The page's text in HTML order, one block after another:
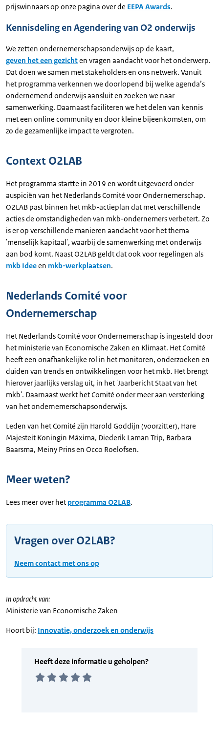
prijswinnaars op onze pagina over de EEPA Awards.
Kennisdeling en Agendering van O2 onderwijs
We zetten ondernemerschapsonderwijs op de kaart,
geven het een gezichten vragen aandacht voor het onderwerp.
Dat doen we samen met stakeholders en ons netwerk. Vanuit
het programma verkennen we doorlopend bij welke agenda’s
ondernemend onderwijs aansluit en zoeken we naar
samenwerking. Daarnaast faciliteren we het delen van kennis
met een online community en door kleine bijeenkomsten, om
zo de gezamenlijke impact te vergroten.
Context O2LAB
Het programma startte in 2019 en wordt uitgevoerd onder
auspiciën van het Nederlands Comité voor Ondernemerschap.
O2LAB past binnen het mkb-actieplan dat met verschillende
acties de omstandigheden van mkb-ondernemers verbetert. Zo
is er op verschillende manieren aandacht voor het thema
'menselijk kapitaal', waarbij de samenwerking met onderwijs
aan bod komt. Naast O2LAB geldt dat ook voor regelingen als
mkb Ideeen mkb-werkplaatsen.
Nederlands Comité voor
Ondernemerschap
Het Nederlands Comité voor Ondernemerschap is ingesteld door
het ministerie van Economische Zaken en Klimaat. Het Comité
heeft een onafhankelijke rol in het monitoren, onderzoeken en
duiden van trends en ontwikkelingen voor het mkb. Het brengt
hierover jaarlijks verslag uit, in het 'Jaarbericht Staat van het
mkb'. Daarnaast werkt het Comité onder meer aan versterking
van het ondernemerschapsonderwijs.
Leden van het Comité zijn Harold Goddijn (voorzitter), Hare
Majesteit Koningin Máxima, Diederik Laman Trip, Barbara
Baarsma, Meiny Prins en Occo Roelofsen.
Meer weten?
Lees meer over het programma O2LAB.
Vragen over O2LAB?
Neem contact met ons op
In opdracht van:
Ministerie van Economische Zaken
Hoort bij: Innovatie, onderzoek en onderwijs